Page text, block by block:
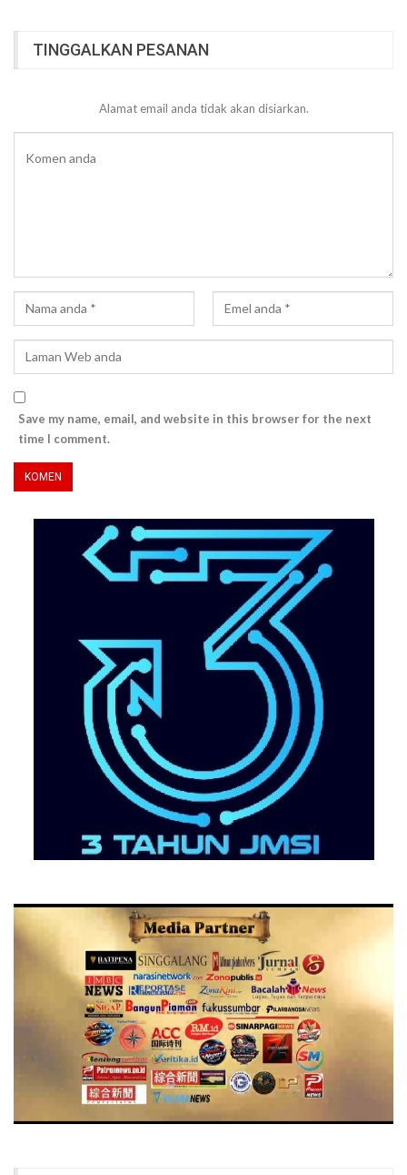
TINGGALKAN PESANAN
Alamat email anda tidak akan disiarkan.
Save my name, email, and website in this browser for the next
time I comment.